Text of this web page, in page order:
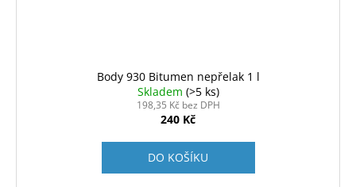
Body 930 Bitumen nepřelak 1 l
Skladem (>5 ks)
198,35 Kč bez DPH
240 Kč
DO KOŠÍKU